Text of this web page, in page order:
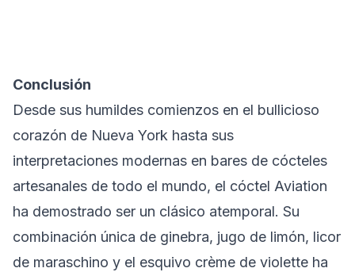
Conclusión
Desde sus humildes comienzos en el bullicioso
corazón de Nueva York hasta sus
interpretaciones modernas en bares de cócteles
artesanales de todo el mundo, el cóctel Aviation
ha demostrado ser un clásico atemporal. Su
combinación única de ginebra, jugo de limón, licor
de maraschino y el esquivo crème de violette ha